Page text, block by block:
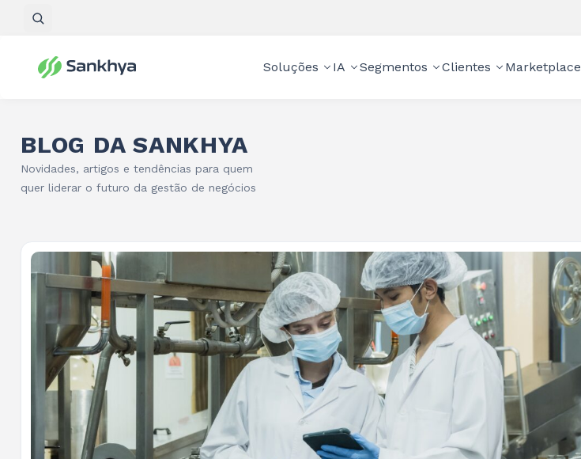
Soluções IA Segmentos Clientes Marketplace
BLOG DA SANKHYA
Novidades, artigos e tendências para quem
quer liderar o futuro da gestão de negócios